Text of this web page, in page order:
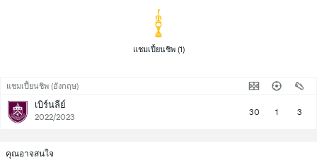
แชมเปี้ยนชิพ (1)
แชมเปี้ยนชิพ (อังกฤษ)
เบิร์นลีย์
2022/2023 30 1 3
คุณอาจสนใจ